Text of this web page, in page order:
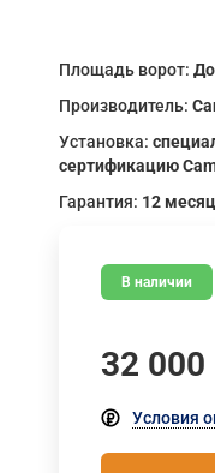
Площадь ворот:
Производитель:
Установка:
сертификацию
Гарантия: 12
В наличии
32 000
Условия